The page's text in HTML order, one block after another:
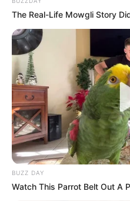
10 Pose Manekin Anti
Mainstream yang
Banget
The Real-Life Mowgli Story
BUZZ DAY
Watch This Parrot Belt Out A